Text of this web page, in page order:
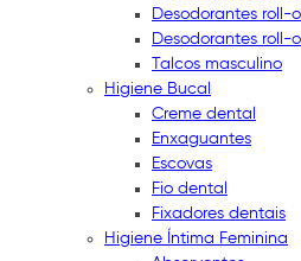
Desodorantes roll-
Desodorantes roll-
Talcos masculino
Higiene Bucal
Creme dental
Enxaguantes
Escovas
Fio dental
Fixadores dentais
Higiene Íntima Feminina